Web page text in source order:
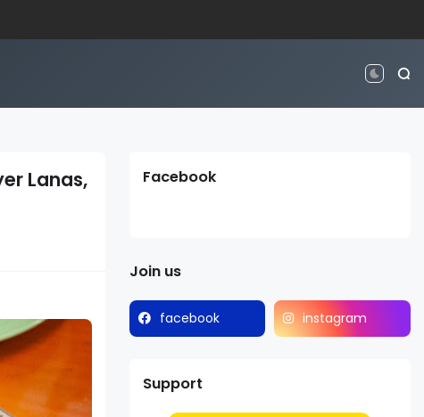
Lanas,
Facebook
Join us
facebook instagram
Support